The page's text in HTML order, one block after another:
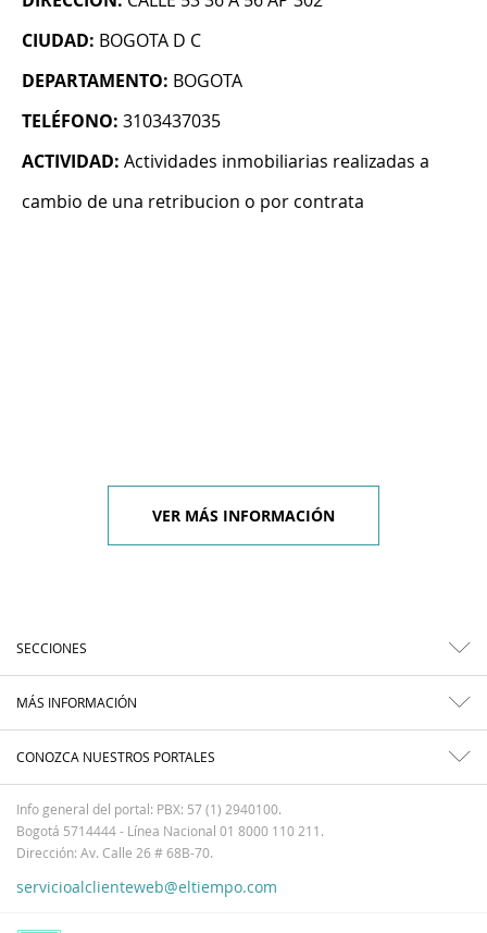
CIUDAD: BOGOTA D C
DEPARTAMENTO: BOGOTA
TELÉFONO: 3103437035
ACTIVIDAD: Actividades inmobiliarias realizadas a
cambio de una retribucion o por contrata
VER MÁS INFORMACIÓN
SECCIONES
MÁS INFORMACIÓN
CONOZCA NUESTROS PORTALES
Info general del portal: PBX: 57 (1) 2940100.
Bogotá 5714444 - Línea Nacional 01 8000 110 211.
Dirección: Av. Calle 26 # 68B-70.
servicioalclienteweb@eltiempo.com